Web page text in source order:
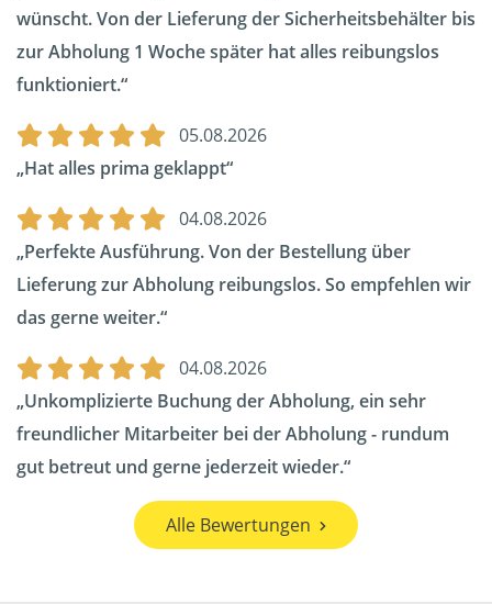
wünscht. Von der Lieferung der Sicherheitsbehälter bis
zur Abholung 1 Woche später hat alles reibungslos
funktioniert.
05.08.2026
Hat alles prima geklappt
04.08.2026
Perfekte Ausführung. Von der Bestellung über
Lieferung zur Abholung reibungslos. So empfehlen wir
das gerne weiter.
04.08.2026
Unkomplizierte Buchung der Abholung, ein sehr
freundlicher Mitarbeiter bei der Abholung - rundum
gut betreut und gerne jederzeit wieder.
Alle Bewertungen